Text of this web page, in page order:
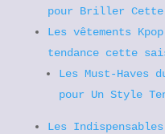
pour Briller Cette
Les vêtements
tendance cette
Les Must-Haves
pour Un Style
Les